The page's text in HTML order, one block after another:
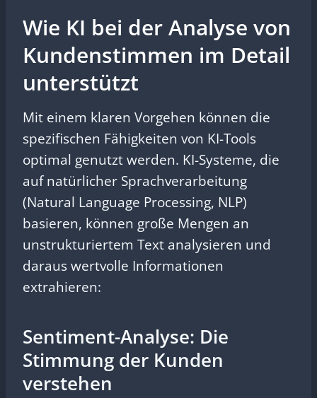
Wie KI bei der Analyse von
Kundenstimmen im Detail
unterstützt
Mit einem klaren Vorgehen können die
spezifischen Fähigkeiten von KI-Tools
optimal genutzt werden. KI-Systeme, die
auf natürlicher Sprachverarbeitung
(Natural Language Processing, NLP)
basieren, können große Mengen an
unstrukturiertem Text analysieren und
daraus wertvolle Informationen
extrahieren:
Sentiment-Analyse: Die
Stimmung der Kunden
verstehen